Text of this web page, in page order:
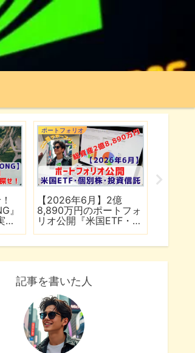
』
績
ポートフォリオ
【2026年6月】2億
8,890万円のポートフォ
リオ公開『米国ETF・個
記事を書いた人